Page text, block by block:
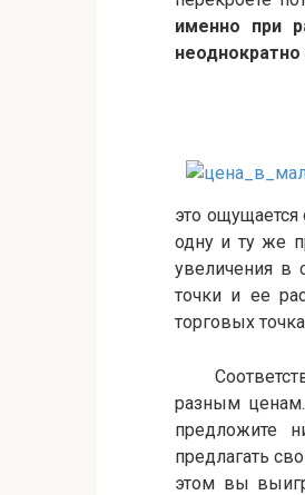
именно при
В
это
одну и ту же
увеличения в
точки и ее
торговых
разным
предложите
предлагать
этом вы